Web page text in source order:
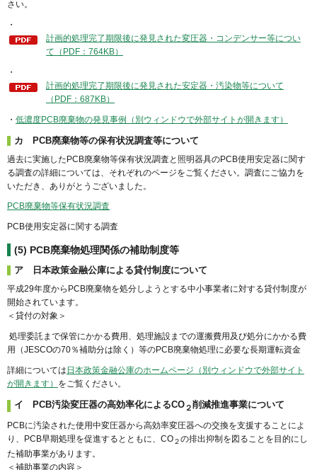
さい。
・
計画的処理完了期限後に発見された変圧器・コンデンサー等につい
て（PDF：764KB）
・
計画的処理完了期限後に発見された安定器・汚染物等について
（PDF：687KB）
・ 低濃度PCB廃棄物の発見事例（別ウィンドウで外部サイトが開きます）
カ PCB廃棄物等の保有状況調査等について
過去に実施したPCB廃棄物等保有状況調査と照明器具のPCB使用安定器に関す
る調査の詳細については、それぞれのページをご覧ください。調査にご協力を
いただき、ありがとうございました。
PCB廃棄物等保有状況調査
PCB使用安定器に関する調査
(5) PCB廃棄物処理関係の補助制度等
ア 日本政策金融公庫による貸付制度について
平成29年度からPCB廃棄物を処分しようとする中小事業者に対する貸付制度が
開始されています。
＜貸付の対象＞
処理委託まで保管にかかる費用、処理施設までの運搬費用及び処分にかかる費
用（JESCOの70％補助分は除く）等のPCB廃棄物処理に必要な長期運転資金
詳細については 日本政策金融公庫のホームページ（別ウィンドウで外部サイト
が開きます） をご覧ください。
イ PCB汚染変圧器の高効率化によるCO ２削減推進事業について
PCBに汚染された使用中変圧器から高効率変圧器への交換を支援することによ
り、PCB早期処理を促進するとともに、CO２の排出抑制を図ることを目的にし
た補助事業があります。
＜補助事業の内容＞